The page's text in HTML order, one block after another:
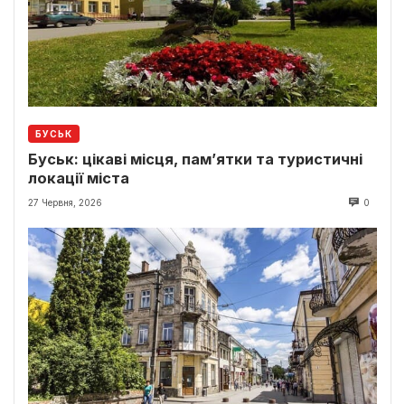
БУСЬК
Буськ: цікаві місця, пам’ятки та туристичні
локації міста
27 Червня, 2026 0